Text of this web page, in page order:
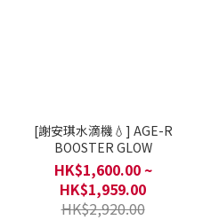
[謝安琪水滴機💧] AGE-R
BOOSTER GLOW
HK$1,600.00 ~
HK$1,959.00
HK$2,920.00